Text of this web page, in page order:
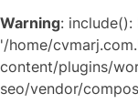
Warning: include():
'/home/
content/plugins/
seo/vendor/